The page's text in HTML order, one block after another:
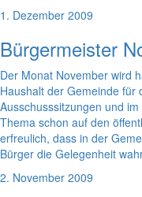
1. Dezember 2009
Bürgermeister
Der Monat November wird
Haushalt der Gemeinde für
Ausschusssitzungen und
Thema schon auf den
erfreulich, dass in der
Bürger die Gelegenheit
2. November 2009